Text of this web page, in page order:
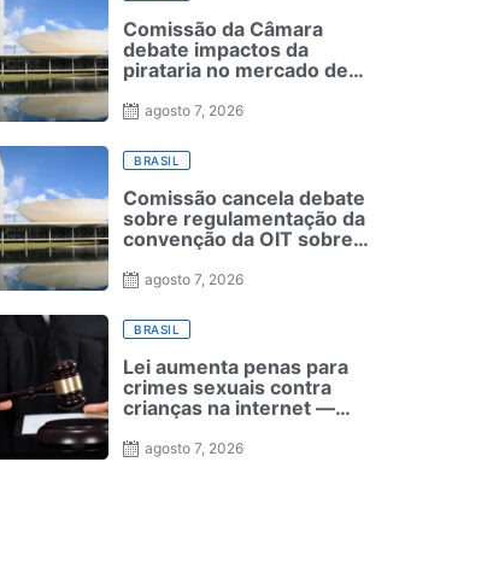
Comissão da Câmara
debate impactos da
pirataria no mercado de
agosto 7, 2026
BRASIL
Comissão cancela debate
sobre regulamentação da
convenção da OIT sobre
agosto 7, 2026
BRASIL
Lei aumenta penas para
crimes sexuais contra
crianças na internet —
agosto 7, 2026